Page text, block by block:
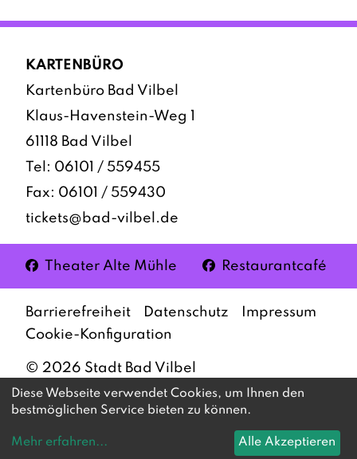
KARTENBÜRO
Kartenbüro Bad Vilbel
Klaus-Havenstein-Weg 1
61118 Bad Vilbel
Tel: 06101 / 559455
Fax: 06101 / 559430
tickets@bad-vilbel.de
Facebook
Theater Alte Mühle Facebook
Restaurantcafé
© 2026 Stadt Bad Vilbel
Barrierefreiheit Datenschutz
Impressum
Cookie-Konfiguration
Diese Webseite verwendet Cookies, um Ihnen den
bestmöglichen Service bieten zu können.
Mehr erfahren... Alle Akzeptieren